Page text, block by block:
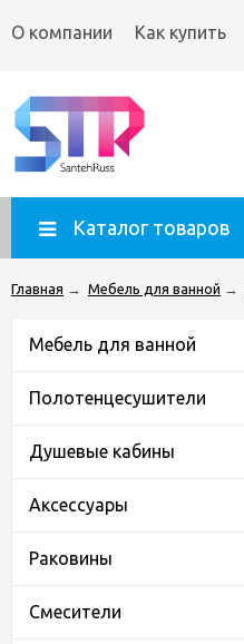
О компании Как купить
Каталог товаров
Главная → Мебель для ванной →
Мебель для ванной
Полотенцесушители
Душевые кабины
Аксессуары
Раковины
Смесители